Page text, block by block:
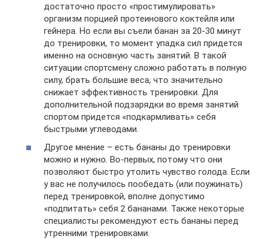
достаточно просто «простимулировать»
организм порцией протеинового коктейля или
гейнера. Но если вы съели банан за 20-30 минут
до тренировки, то момент упадка сил придется
именно на основную часть занятий. В такой
ситуации спортсмену сложно работать в полную
силу, брать большие веса, что значительно
снижает эффективность тренировки. Для
дополнительной подзарядки во время занятий
спортом придется «подкармливать» себя
быстрыми углеводами.
Другое мнение – есть бананы до тренировки
можно и нужно. Во-первых, потому что они
позволяют быстро утолить чувство голода. Если
у вас не получилось пообедать (или поужинать)
перед тренировкой, вполне допустимо
«подпитать» себя 2 бананами. Также некоторые
специалисты рекомендуют есть бананы перед
утренними тренировками.